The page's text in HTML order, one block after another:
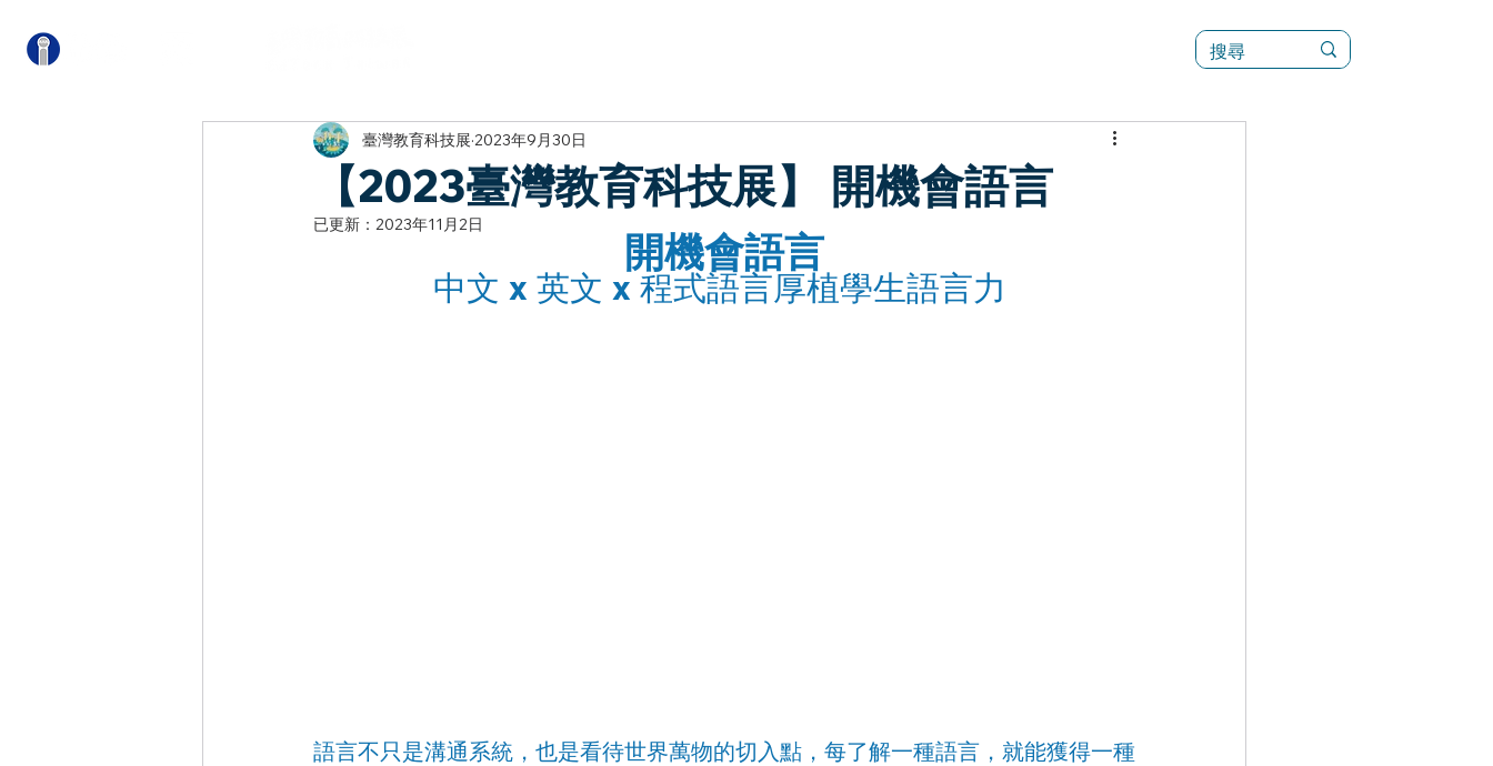
【2023臺灣教育科技展】 開機會語言
臺灣教育科技展 2023年9月30日
已更新： 2023年11月2日
開機會語言
中文 x 英文 x 程式語言厚植學生語言力
語言不只是溝通系統，也是看待世界萬物的切入點，每了解一種語言，就能獲得一種